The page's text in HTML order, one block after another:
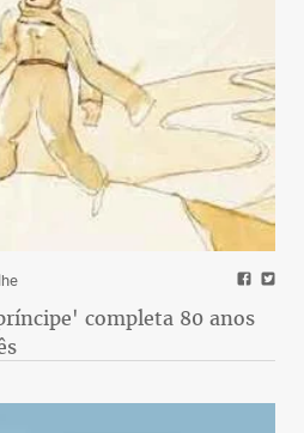
completa 80 anos